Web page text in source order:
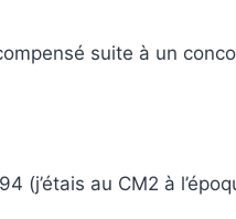
suite à un
(j’étais au CM2 à